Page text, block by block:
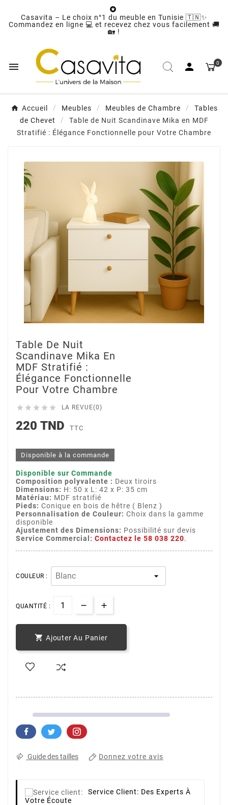

Casavita – Le choix n°1 du meuble en Tunisie 🇹🇳✨
Commandez en ligne 💻 et recevez chez vous facilement 🚚
🏡 !
  0
Accueil Meubles Meubles de Chambre
Tables
de Chevet
Table de Nuit Scandinave Mika en MDF
Stratifié : Élégance Fonctionnelle pour Votre Chambre
Table De Nuit
Scandinave Mika En
MDF Stratifié :
Élégance Fonctionnelle
Pour Votre Chambre
     LA REVUE(0)
220 TND TTC
Disponible à la commande
Disponible sur Commande
Composition polyvalente : Deux tiroirs
Dimensions: H: 50 x L: 42 x P: 35 cm
Matériau: MDF stratifié
Pieds: Conique en bois de hêtre ( Blenz )
Personnalisation de Couleur: Choix dans la gamme
disponible
Ajustement des Dimensions: Possibilité sur devis
Service Commercial: Contactez le 58 038 220.
COULEUR :
QUANTITÉ :
 Ajouter Au Panier
Guide des tailles Donnez votre avis
Service Client: Des Experts À
Votre Écoute